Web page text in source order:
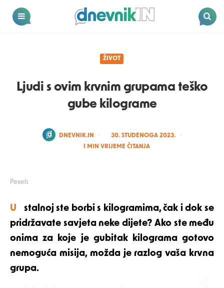
Dnevnik.in
Pexels
ŽIVOT
Ljudi s ovim krvnim grupama teško
gube kilograme
POSTED
DNEVNIK.IN
30. STUDENOGA 2023.
1 MIN VRIJEME ČITANJA
U stalnoj ste borbi s kilogramima, čak i dok se
pridržavate savjeta neke dijete? Ako ste među
onima za koje je gubitak kilograma gotovo
nemoguća misija, možda je razlog vaša krvna
grupa.